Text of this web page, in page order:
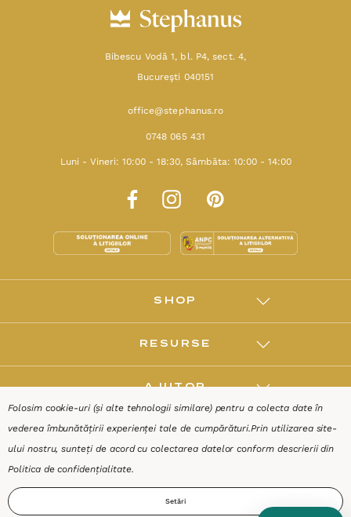
Bibescu Vodă 1, bl. P4, sect. 4,
Bucureşti 040151
office@stephanus.ro
0748 065 431
Luni - Vineri: 10:00 - 18:30, Sâmbăta: 10:00 - 14:00
SHOP
RESURSE
AJUTOR
DESPRE
Folosim cookie-uri (și alte tehnologii similare) pentru a colecta date în
vederea îmbunătățirii experienței tale de cumpărături.Prin utilizarea site-
ului nostru, sunteți de acord cu colectarea datelor conform descrierii din
Politica de confidențialitate.
Setări